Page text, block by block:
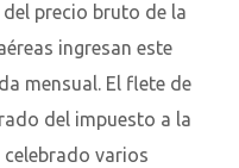
precio bruto de la
ingresan este
mensual. El flete de
del impuesto a la
celebrado varios